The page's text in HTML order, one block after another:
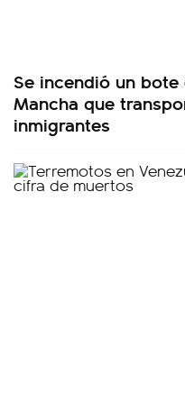
Se incendió un bote
Mancha que
inmigrantes